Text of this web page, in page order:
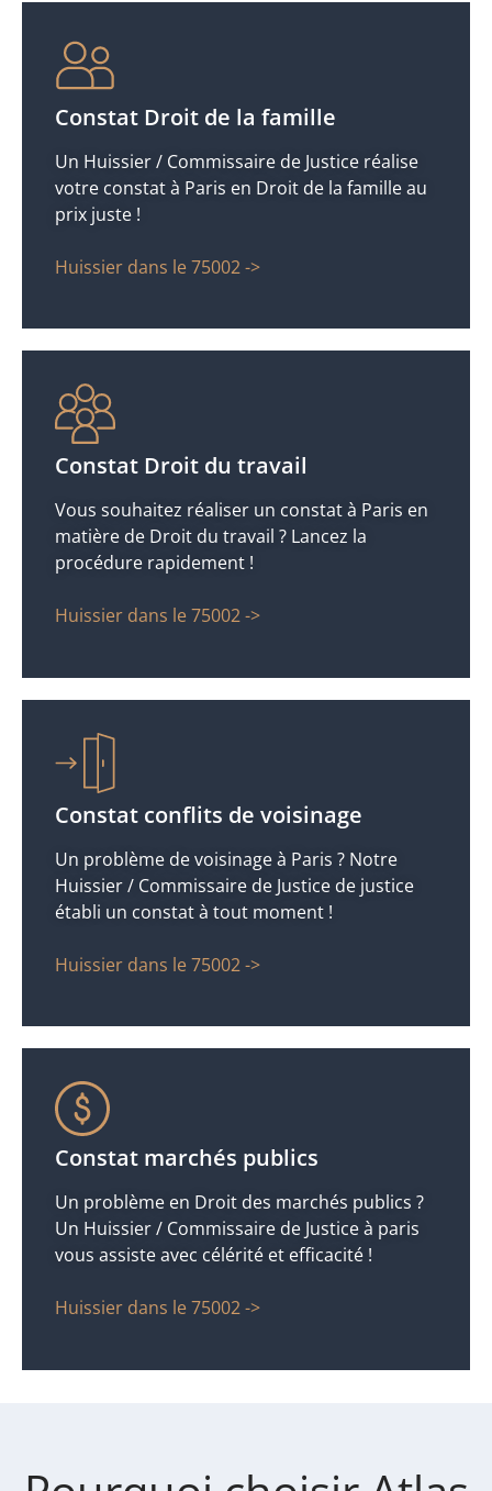
Constat Droit de la famille
Un Huissier / Commissaire de Justice réalise
votre constat à Paris en Droit de la famille au
prix juste !
Huissier dans le 75002 ->
Constat Droit du travail
Vous souhaitez réaliser un constat à Paris en
matière de Droit du travail ? Lancez la
procédure rapidement !
Huissier dans le 75002 ->
Constat conflits de voisinage
Un problème de voisinage à Paris ? Notre
Huissier / Commissaire de Justice de justice
établi un constat à tout moment !
Huissier dans le 75002 ->
Constat marchés publics
Un problème en Droit des marchés publics ?
Un Huissier / Commissaire de Justice à paris
vous assiste avec célérité et efficacité !
Huissier dans le 75002 ->